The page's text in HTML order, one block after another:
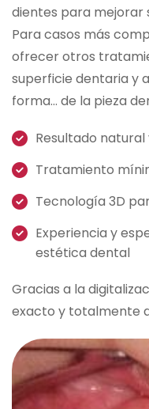
dientes para mejorar
Para casos más
ofrecer otros
superficie dentaria y
forma… de la pieza
Resultado
Tratamiento
Tecnología 3D
Experiencia y
estética dental
Gracias a la
exacto y totalmente